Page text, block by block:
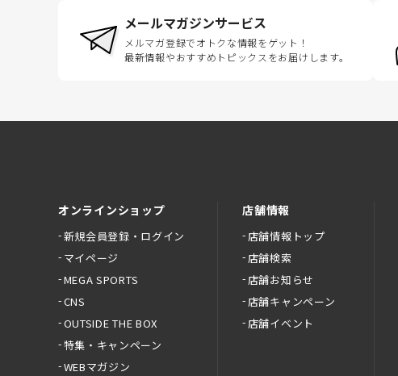
メールマガジンサービス
メルマガ登録でオトクな情報をゲット！
最新情報やおすすめトピックスをお届けします。
オンラインショップ
新規会員登録・ログイン
マイページ
MEGA SPORTS
CNS
OUTSIDE THE BOX
特集・キャンペーン
WEBマガジン
店舗情報
店舗情報トップ
店舗検索
店舗お知らせ
店舗キャンペーン
店舗イベント